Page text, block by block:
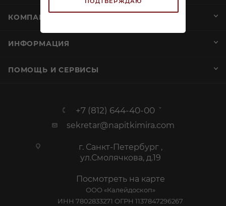
КОМПАНИЯ
ИНФОРМАЦИЯ
ПОМОЩЬ И СЕРВИСЫ
+7 (812) 644-40-00
sekretar@napitkimira.com
г. Санкт-Петербург ,
ул.Смолячкова, д.19
Посмотреть на карте
ООО «Калейдоскоп»
ИНН 7802833271 ОГРН 1137847296267